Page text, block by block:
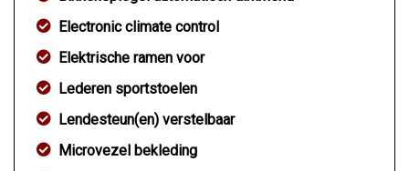
Electronic climate control
Elektrische ramen voor
Lederen sportstoelen
Lendesteun(en) verstelbaar
Microvezel bekleding